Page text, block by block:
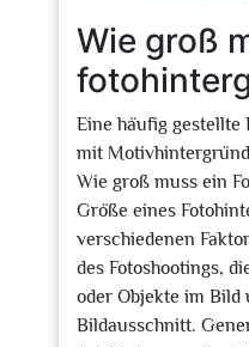
Wie groß
Eine häufig gestellte
mit
Wie groß muss ein
Größe eines
verschiedenen
des Fotoshootings,
oder Objekte im Bild
Bildausschnitt.